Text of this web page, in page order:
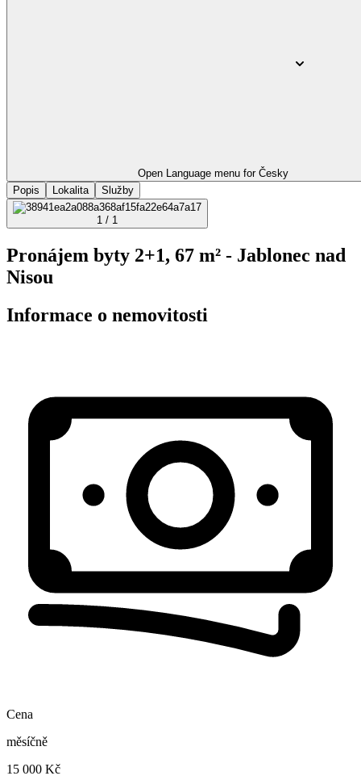
Open Language menu for Česky
Popis
Lokalita Služby
1 / 1
Pronájem byty 2+1, 67 m² - Jablonec nad
Nisou
Informace o nemovitosti
Cena
měsíčně
15 000 Kč